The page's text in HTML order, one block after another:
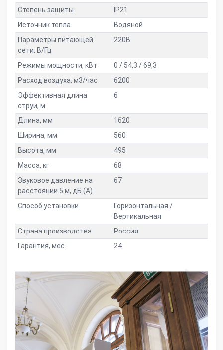
Степень защиты
IP21
Источник тепла
Водяной
Параметры питающей
сети, В/Гц
220В
Режимы мощности, кВт
0 / 54,3 / 69,3
Расход воздуха, м3/час
6200
Эффективная длина
струи, м
6
Длина, мм
1620
Ширина, мм
560
Высота, мм
495
Масса, кг
68
Звуковое давление на
расстоянии 5 м, дБ (A)
67
Способ установки
Горизонтальная /
Вертикальная
Страна производства
Россия
Гарантия, мес
24